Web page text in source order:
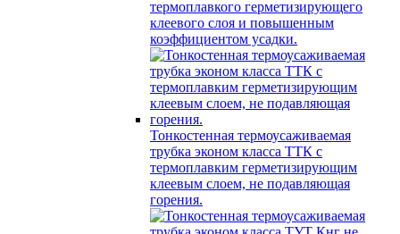
термоплавкого герметизирующего
клеевого слоя и повышенным
коэффициентом усадки.
Тонкостенная термоусаживаемая
трубка эконом класса ТТК с
термоплавким герметизирующим
клеевым слоем, не подавляющая
горения.